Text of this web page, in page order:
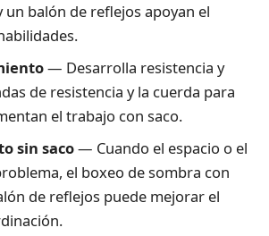
un balón de reflejos apoyan el
— Desarrolla resistencia y
de resistencia y la cuerda para
el trabajo con saco.
sin saco— Cuando el espacio o el
el boxeo de sombra con
de reflejos puede mejorar el